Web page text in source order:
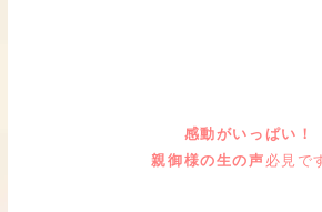
感動がいっぱい！
親御様の生の声 必見で